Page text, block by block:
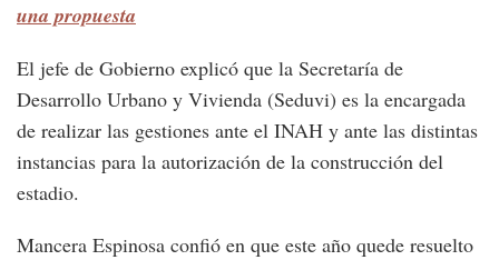
una propuesta
El jefe de Gobierno explicó que la Secretaría de
Desarrollo Urbano y Vivienda (Seduvi) es la encargada
de realizar las gestiones ante el INAH y ante las distintas
instancias para la autorización de la construcción del
estadio.
Mancera Espinosa confió en que este año quede resuelto